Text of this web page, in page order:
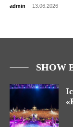
admin - 13.06.2026
SHOW